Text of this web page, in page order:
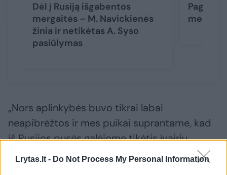
Lrytas.lt - Do Not Process My Personal Information
Dėl į Rusiją išgabentos
mergaitės – M. Navickienės
žinia ir netikėtas A. Syso
pasiūlymas
„Nors aplinkybės buvo tikrai labai
neapibrėžtos ir mes puikai suprantame, kad
iš Rusijos pusės galėjome tikėtis įvairių
dalykų, tačiau mums pavyko pasiekti savo